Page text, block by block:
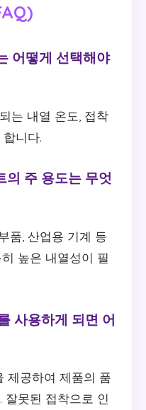
어떻게 선택해야
는 내열 온도, 접착
니다.
의 주 용도는 무엇
품, 산업용 기계 등
높은 내열성이 필
사용하게 되면 어
제공하여 제품의 품
잘못된 접착으로 인